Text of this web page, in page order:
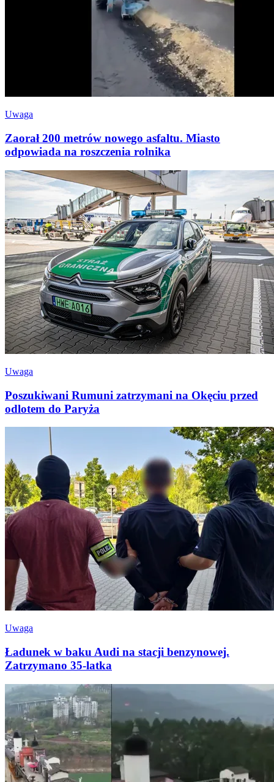
Uwaga
Zaorał 200 metrów nowego asfaltu. Miasto
odpowiada na roszczenia rolnika
Uwaga
Poszukiwani Rumuni zatrzymani na Okęciu przed
odlotem do Paryża
Uwaga
Ładunek w baku Audi na stacji benzynowej.
Zatrzymano 35-latka